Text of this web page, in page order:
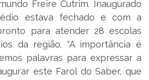
Freire Cutrim. Inaugurado
estava fechado e com a
para atender 28 escolas
da região. “A importância é
palavras para expressar a
este Farol do Saber, que